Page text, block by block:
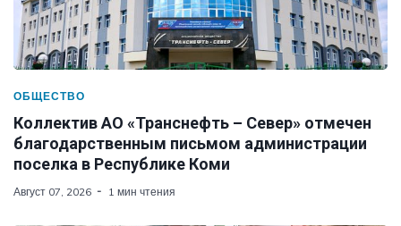
ОБЩЕСТВО
Коллектив АО «Транснефть – Север» отмечен
благодарственным письмом администрации
поселка в Республике Коми
Август 07, 2026 1 мин чтения